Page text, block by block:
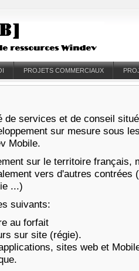
PROJETS COMMERCIAUX
de services et de conseil
sur mesure sous
Mobile.
sur le territoire français,
vers d'autres contrées
...)
suivants:
au forfait
sur site (régie).
sites web et